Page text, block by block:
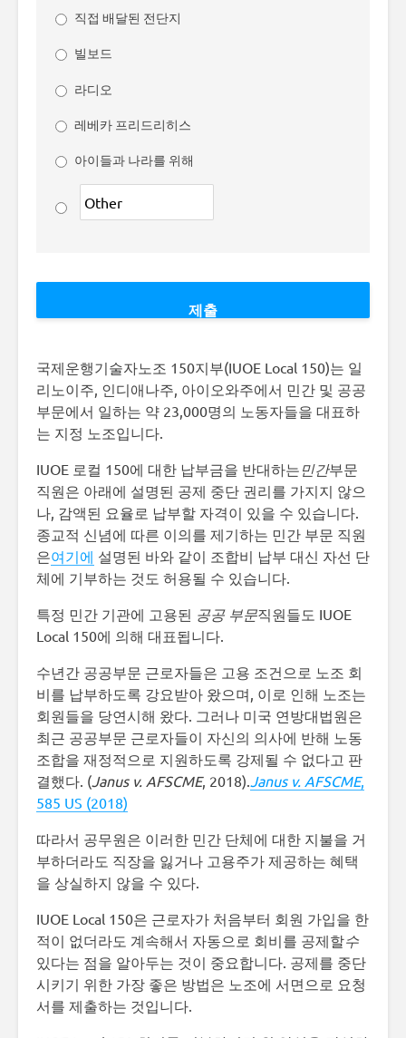
직접 배달된 전단지
빌보드
라디오
레베카 프리드리히스
아이들과 나라를 위해
국제운행기술자노조 150지부(IUOE Local 150)는 일
리노이주, 인디애나주, 아이오와주에서 민간 및 공공
부문에서 일하는 약 23,000명의 노동자들을 대표하
는 지정 노조입니다.
IUOE 로컬 150에 대한 납부금을 반대하는 민간부문
직원은 아래에 설명된 공제 중단 권리를 가지지 않으
나, 감액된 요율로 납부할 자격이 있을 수 있습니다.
종교적 신념에 따른 이의를 제기하는 민간 부문 직원
은여기에 설명된 바와 같이 조합비 납부 대신 자선 단
체에 기부하는 것도 허용될 수 있습니다.
특정 민간 기관에 고용된 공공 부문직원들도 IUOE
Local 150에 의해 대표됩니다.
수년간 공공부문 근로자들은 고용 조건으로 노조 회
비를 납부하도록 강요받아 왔으며, 이로 인해 노조는
회원들을 당연시해 왔다. 그러나 미국 연방대법원은
최근 공공부문 근로자들이 자신의 의사에 반해 노동
조합을 재정적으로 지원하도록 강제될 수 없다고 판
결했다. (Janus v. AFSCME, 2018).Janus v. AFSCME,
585 US (2018)
따라서 공무원은 이러한 민간 단체에 대한 지불을 거
부하더라도 직장을 잃거나 고용주가 제공하는 혜택
을 상실하지 않을 수 있다.
IUOE Local 150은 근로자가 처음부터 회원 가입을 한
적이 없더라도 계속해서 자동으로 회비를 공제할수
있다는 점을 알아두는 것이 중요합니다. 공제를 중단
시키기 위한 가장 좋은 방법은 노조에 서면으로 요청
서를 제출하는 것입니다.